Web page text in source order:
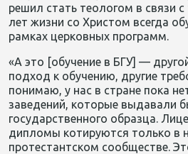
решил стать теологом в связи
лет жизни со Христом всегда
рамках церковных программ.
«А это [обучение в БГУ] —
подход к обучению, другие
понимаю, у нас в стране пока
заведений, которые выдавали
государственного образца. Л
дипломы котируются только в
протестантском сообществе.